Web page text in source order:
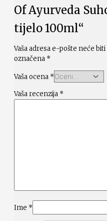
Of Ayurveda
tijelo 100ml“
Vaša adresa e-pošte neće
označena *
Vaša ocena *
Vaša recenzija *
Ime *